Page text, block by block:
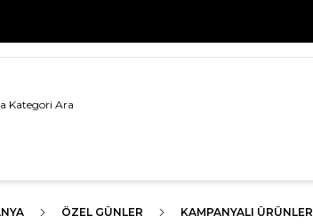
ÖZEL GÜNLER KAMPANYALI ÜRÜNLER